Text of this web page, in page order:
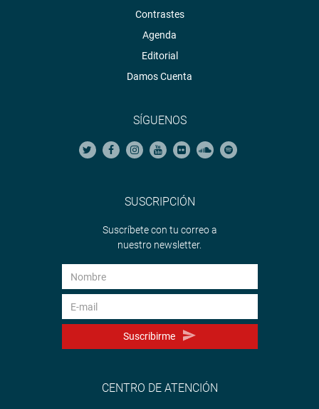
Contrastes
Agenda
Editorial
Damos Cuenta
SÍGUENOS
SUSCRIPCIÓN
Suscríbete con tu correo a
nuestro newsletter.
Suscribirme
CENTRO DE ATENCIÓN